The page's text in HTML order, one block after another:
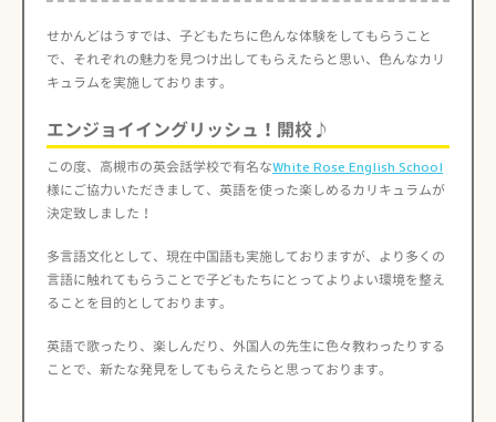
せかんどはうすでは、子どもたちに色んな体験をしてもらうこと
で、それぞれの魅力を見つけ出してもらえたらと思い、色んなカリ
キュラムを実施しております。
エンジョイイングリッシュ！開校♪
この度、高槻市の英会話学校で有名なWhite Rose English School
様にご協力いただきまして、英語を使った楽しめるカリキュラムが
決定致しました！
多言語文化として、現在中国語も実施しておりますが、より多くの
言語に触れてもらうことで子どもたちにとってよりよい環境を整え
ることを目的としております。
英語で歌ったり、楽しんだり、外国人の先生に色々教わったりする
ことで、新たな発見をしてもらえたらと思っております。